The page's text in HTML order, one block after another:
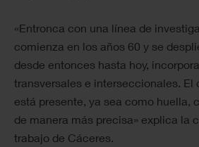
«Entronca con una línea de
comienza en los años 60 y se
desde entonces hasta hoy,
transversales e interseccionales. El
está presente, ya sea como huella,
de manera más precisa» explica la
trabajo de Cáceres.